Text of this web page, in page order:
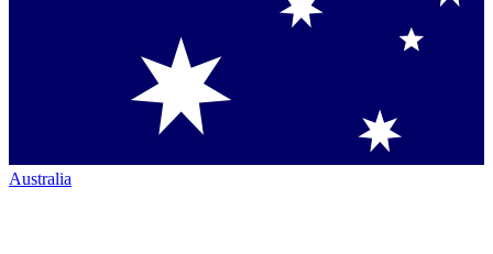
Australia